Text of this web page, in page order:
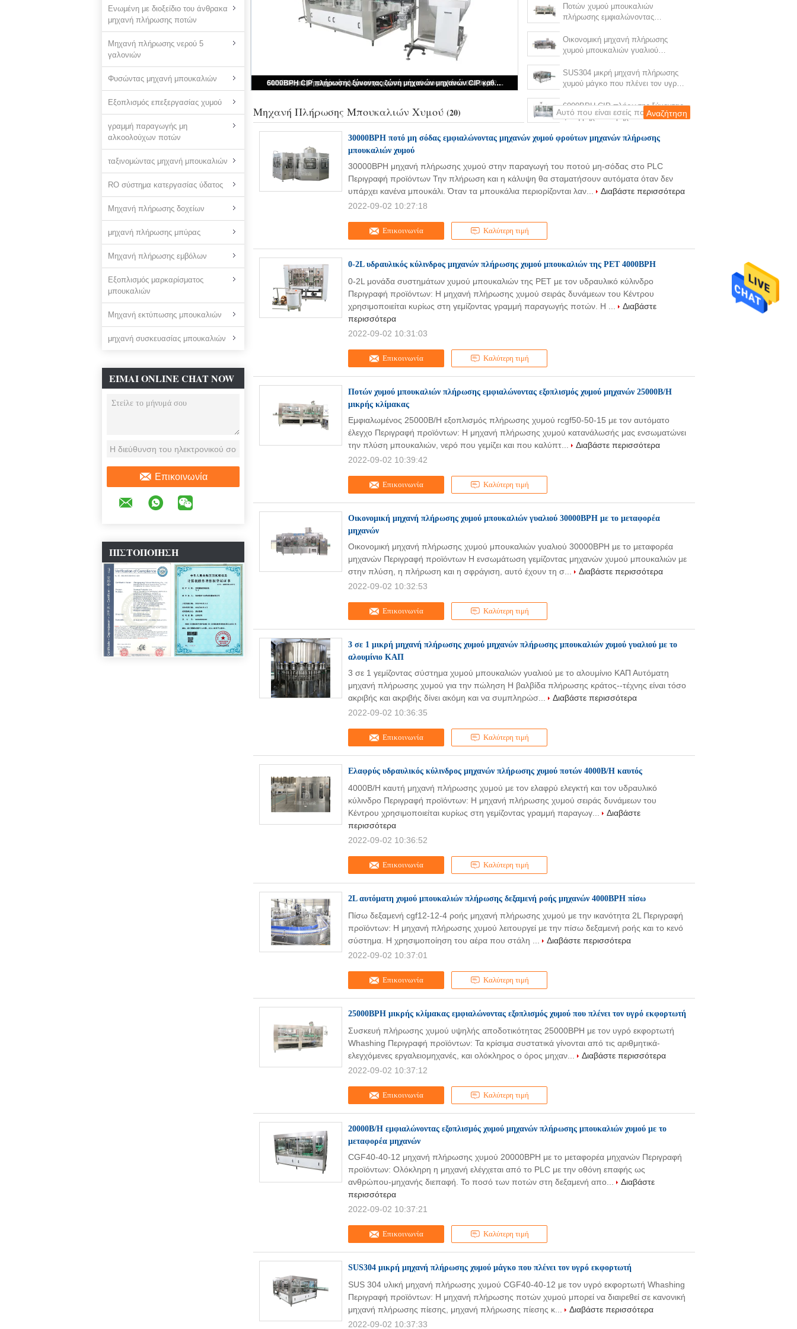
Ενωμένη με διοξείδιο του άνθρακα
μηχανή πλήρωσης ποτών
Μηχανή πλήρωσης νερού 5
γαλονιών
Φυσώντας μηχανή μπουκαλιών
Εξοπλισμός επεξεργασίας χυμού
γραμμή παραγωγής μη
αλκοολούχων ποτών
ταξινομώντας μηχανή μπουκαλιών
RO σύστημα κατεργασίας ύδατος
Μηχανή πλήρωσης δοχείων
μηχανή πλήρωσης μπύρας
Μηχανή πλήρωσης εμβόλων
Εξοπλισμός μαρκαρίσματος
μπουκαλιών
Μηχανή εκτύπωσης μπουκαλιών
μηχανή συσκευασίας μπουκαλιών
ΕΊΜΑΙ ONLINE CHAT NOW
Επικοινωνία
ΠΙΣΤΟΠΟΊΗΣΗ
Εμφιαλώνοντας μηχανή ποτών μηχανών πλήρωσης χυμού μπουκαλιών γυαλιού 10000B/H με την πίσω δεξαμενή ροής
μπουκαλιών χυμού
Ποτών χυμού μπουκαλιών
πλήρωσης εμφιαλώνοντας
25000B/H μικρής κλίμακας
Οικονομική μηχανή πλήρωσης
χυμού μπουκαλιών γυαλιού
μηχανών
SUS304 μικρή μηχανή πλήρωσης
χυμού μάγκο που πλένει τον υγρό
6000BPH CIP πλήρωσης ξύνοντας
ζώνη μηχανών μηχανών CIP
ανελκυστήρα ΚΑΠ
Μηχανή Πλήρωσης Μπουκαλιών Χυμού (20)
30000BPH ποτό μη σόδας εμφιαλώνοντας μηχανών χυμού φρούτων μηχανών πλήρωσης
μπουκαλιών χυμού
Επικοινωνία Καλύτερη τιμή
30000BPH μηχανή πλήρωσης χυμού στην παραγωγή του ποτού μη-σόδας στο PLC
Περιγραφή προϊόντων Την πλήρωση και η κάλυψη θα σταματήσουν αυτόματα όταν δεν
υπάρχει κανένα μπουκάλι. Όταν τα μπουκάλια περιορίζονται λαν...
Διαβάστε περισσότερα
2022-09-02 10:27:18
0-2L υδραυλικός κύλινδρος μηχανών πλήρωσης χυμού μπουκαλιών της PET 4000BPH
Επικοινωνία Καλύτερη τιμή
0-2L μονάδα συστημάτων χυμού μπουκαλιών της PET με τον υδραυλικό κύλινδρο
Περιγραφή προϊόντων: Η μηχανή πλήρωσης χυμού σειράς δυνάμεων του Κέντρου
χρησιμοποιείται κυρίως στη γεμίζοντας γραμμή παραγωγής ποτών. Η ...
Διαβάστε
περισσότερα
2022-09-02 10:31:03
Ποτών χυμού μπουκαλιών πλήρωσης εμφιαλώνοντας εξοπλισμός χυμού μηχανών 25000B/H
μικρής κλίμακας
Επικοινωνία Καλύτερη τιμή
Εμφιαλωμένος 25000B/H εξοπλισμός πλήρωσης χυμού rcgf50-50-15 με τον αυτόματο
έλεγχο Περιγραφή προϊόντων: Η μηχανή πλήρωσης χυμού κατανάλωσής μας ενσωματώνει
την πλύση μπουκαλιών, νερό που γεμίζει και που καλύπτ...
Διαβάστε περισσότερα
2022-09-02 10:39:42
Οικονομική μηχανή πλήρωσης χυμού μπουκαλιών γυαλιού 30000BPH με το μεταφορέα
μηχανών
Επικοινωνία Καλύτερη τιμή
Οικονομική μηχανή πλήρωσης χυμού μπουκαλιών γυαλιού 30000BPH με το μεταφορέα
μηχανών Περιγραφή προϊόντων Η ενσωμάτωση γεμίζοντας μηχανών χυμού μπουκαλιών με
στην πλύση, η πλήρωση και η σφράγιση, αυτό έχουν τη σ...
Διαβάστε περισσότερα
2022-09-02 10:32:53
3 σε 1 μικρή μηχανή πλήρωσης χυμού μηχανών πλήρωσης μπουκαλιών χυμού γυαλιού με το
αλουμίνιο ΚΑΠ
Επικοινωνία Καλύτερη τιμή
3 σε 1 γεμίζοντας σύστημα χυμού μπουκαλιών γυαλιού με το αλουμίνιο ΚΑΠ Αυτόματη
μηχανή πλήρωσης χυμού για την πώληση Η βαλβίδα πλήρωσης κράτος--τέχνης είναι τόσο
ακριβής και ακριβής δίνει ακόμη και να συμπληρώσ...
Διαβάστε περισσότερα
2022-09-02 10:36:35
Ελαφρύς υδραυλικός κύλινδρος μηχανών πλήρωσης χυμού ποτών 4000B/H καυτός
Επικοινωνία Καλύτερη τιμή
4000B/H καυτή μηχανή πλήρωσης χυμού με τον ελαφρύ ελεγκτή και τον υδραυλικό
κύλινδρο Περιγραφή προϊόντων: Η μηχανή πλήρωσης χυμού σειράς δυνάμεων του
Κέντρου χρησιμοποιείται κυρίως στη γεμίζοντας γραμμή παραγωγ...
Διαβάστε
περισσότερα
2022-09-02 10:36:52
2L αυτόματη χυμού μπουκαλιών πλήρωσης δεξαμενή ροής μηχανών 4000BPH πίσω
Επικοινωνία Καλύτερη τιμή
Πίσω δεξαμενή cgf12-12-4 ροής μηχανή πλήρωσης χυμού με την ικανότητα 2L Περιγραφή
προϊόντων: Η μηχανή πλήρωσης χυμού λειτουργεί με την πίσω δεξαμενή ροής και το κενό
σύστημα. Η χρησιμοποίηση του αέρα που στάλη ...
Διαβάστε περισσότερα
2022-09-02 10:37:01
25000BPH μικρής κλίμακας εμφιαλώνοντας εξοπλισμός χυμού που πλένει τον υγρό εκφορτωτή
Επικοινωνία Καλύτερη τιμή
Συσκευή πλήρωσης χυμού υψηλής αποδοτικότητας 25000BPH με τον υγρό εκφορτωτή
Whashing Περιγραφή προϊόντων: Τα κρίσιμα συστατικά γίνονται από τις αριθμητικά-
ελεγχόμενες εργαλειομηχανές, και ολόκληρος ο όρος μηχαν...
Διαβάστε περισσότερα
2022-09-02 10:37:12
20000B/H εμφιαλώνοντας εξοπλισμός χυμού μηχανών πλήρωσης μπουκαλιών χυμού με το
μεταφορέα μηχανών
Επικοινωνία Καλύτερη τιμή
CGF40-40-12 μηχανή πλήρωσης χυμού 20000BPH με το μεταφορέα μηχανών Περιγραφή
προϊόντων: Ολόκληρη η μηχανή ελέγχεται από το PLC με την οθόνη επαφής ως
ανθρώπου-μηχανής διεπαφή. Το ποσό των ποτών στη δεξαμενή απο...
Διαβάστε
περισσότερα
2022-09-02 10:37:21
SUS304 μικρή μηχανή πλήρωσης χυμού μάγκο που πλένει τον υγρό εκφορτωτή
SUS 304 υλική μηχανή πλήρωσης χυμού CGF40-40-12 με τον υγρό εκφορτωτή Whashing
Περιγραφή προϊόντων: Η μηχανή πλήρωσης ποτών χυμού μπορεί να διαιρεθεί σε κανονική
μηχανή πλήρωσης πίεσης, μηχανή πλήρωσης πίεσης κ...
Διαβάστε περισσότερα
2022-09-02 10:37:33